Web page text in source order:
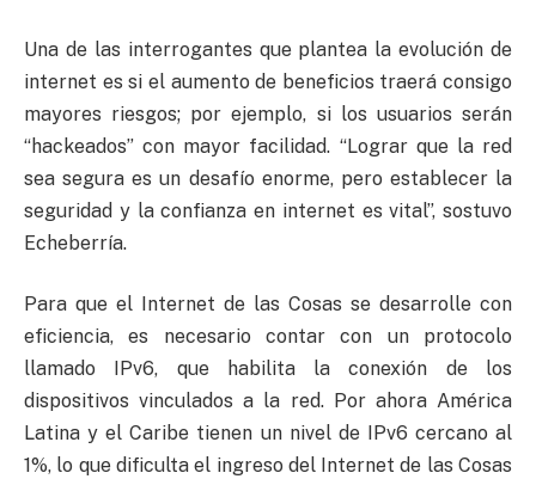
Una de las interrogantes que plantea la evolución de
internet es si el aumento de beneficios traerá consigo
mayores riesgos; por ejemplo, si los usuarios serán
“hackeados” con mayor facilidad. “Lograr que la red
sea segura es un desafío enorme, pero establecer la
seguridad y la confianza en internet es vital”, sostuvo
Echeberría.
Para que el Internet de las Cosas se desarrolle con
eficiencia, es necesario contar con un protocolo
llamado IPv6, que habilita la conexión de los
dispositivos vinculados a la red. Por ahora América
Latina y el Caribe tienen un nivel de IPv6 cercano al
1%, lo que dificulta el ingreso del Internet de las Cosas